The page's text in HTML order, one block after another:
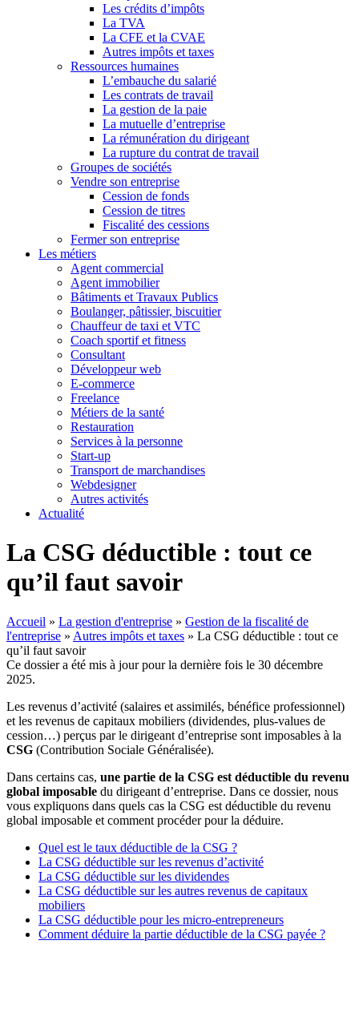
Les crédits d’impôts
La TVA
La CFE et la CVAE
Autres impôts et taxes
Ressources humaines
L’embauche du salarié
Les contrats de travail
La gestion de la paie
La mutuelle d’entreprise
La rémunération du dirigeant
La rupture du contrat de travail
Groupes de sociétés
Vendre son entreprise
Cession de fonds
Cession de titres
Fiscalité des cessions
Fermer son entreprise
Les métiers
Agent commercial
Agent immobilier
Bâtiments et Travaux Publics
Boulanger, pâtissier, biscuitier
Chauffeur de taxi et VTC
Coach sportif et fitness
Consultant
Développeur web
E-commerce
Freelance
Métiers de la santé
Restauration
Services à la personne
Start-up
Transport de marchandises
Webdesigner
Autres activités
Actualité
La CSG déductible : tout ce
qu’il faut savoir
Accueil » La gestion d'entreprise » Gestion de la fiscalité de
l'entreprise » Autres impôts et taxes » La CSG déductible : tout ce
qu’il faut savoir
Ce dossier a été mis à jour pour la dernière fois le 30 décembre
2025.
Les revenus d’activité (salaires et assimilés, bénéfice professionnel)
et les revenus de capitaux mobiliers (dividendes, plus-values de
cession…) perçus par le dirigeant d’entreprise sont imposables à la
CSG (Contribution Sociale Généralisée).
Dans certains cas, une partie de la CSG est déductible du revenu
global imposable du dirigeant d’entreprise. Dans ce dossier, nous
vous expliquons dans quels cas la CSG est déductible du revenu
global imposable et comment procéder pour la déduire.
Quel est le taux déductible de la CSG ?
La CSG déductible sur les revenus d’activité
La CSG déductible sur les dividendes
La CSG déductible sur les autres revenus de capitaux
mobiliers
La CSG déductible pour les micro-entrepreneurs
Comment déduire la partie déductible de la CSG payée ?